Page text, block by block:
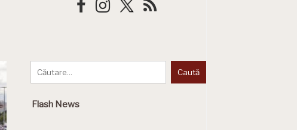
Flash News